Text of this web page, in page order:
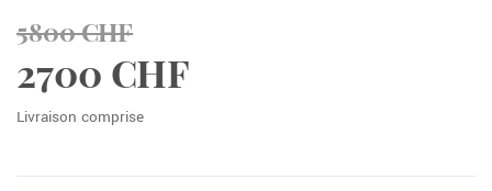
5800 CHF
2700 CHF
Livraison comprise